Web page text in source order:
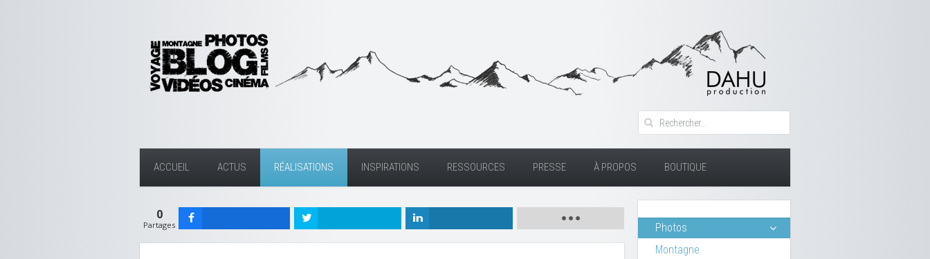
ACCUEIL ACTUS RÉALISATIONS INSPIRATIONS RESSOURCES PRESSE À PROPOS BOUTIQUE
0
Partages
Photos
Montagne